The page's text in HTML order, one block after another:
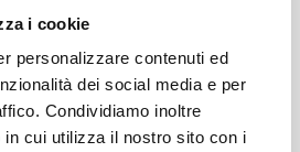
i cookie
personalizzare contenuti ed
dei social media e per
Condividiamo inoltre
in cui utilizza il nostro sito con i
Cod.: BRF532
address you want to ship to